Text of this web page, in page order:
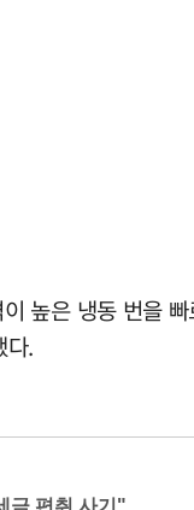
높은 냉동 번을
다.
금 편취 사기"